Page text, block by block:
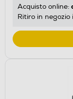
Acquisto online:
Ritiro in